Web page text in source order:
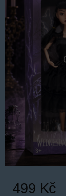
499 Kč